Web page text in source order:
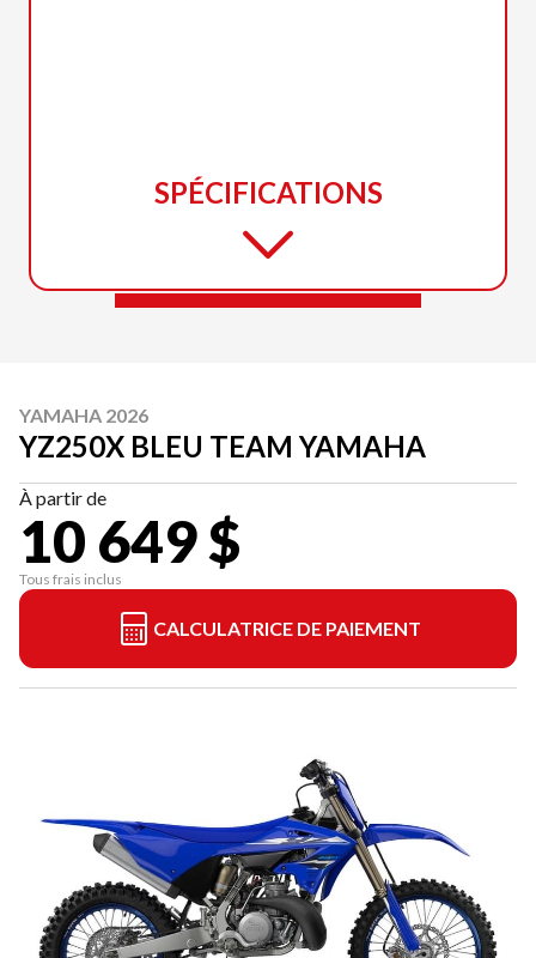
SPÉCIFICATIONS
YAMAHA 2026
YZ250X BLEU TEAM YAMAHA
À partir de
10 649 $
Tous frais inclus
CALCULATRICE DE PAIEMENT